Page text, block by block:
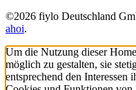
©2026 fiylo Deutschland
ahoi.
Um die Nutzung dieser
möglich zu gestalten, sie
entsprechend den